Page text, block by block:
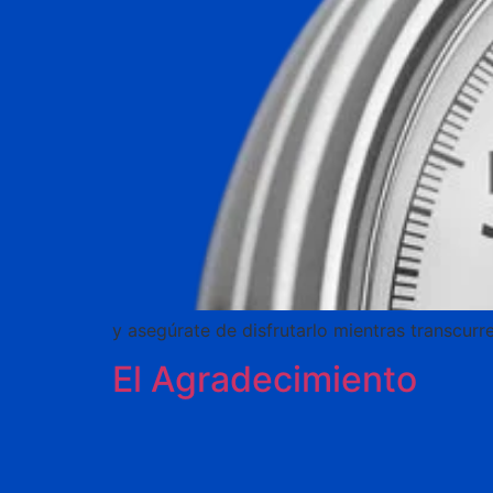
y asegúrate de disfrutarlo mientras
El Agradecimiento